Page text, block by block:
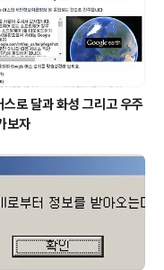
스로 달과 화성 그리고 우주
보자